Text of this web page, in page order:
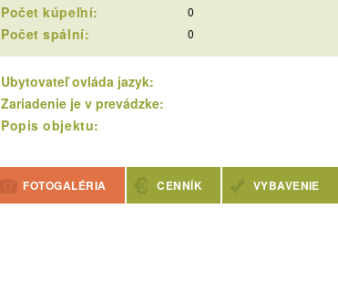
Počet kúpeľní:
0
Počet spální: 0
Ubytovateľ ovláda jazyk:
Zariadenie je v prevádzke:
Popis objektu:
FOTOGALÉRIA CENNÍK VYBAVENIE